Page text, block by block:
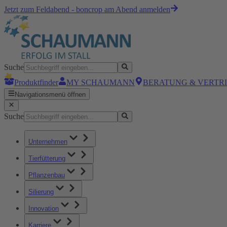
Jetzt zum Feldabend - boncrop am Abend anmelden
Suche
Produktfinder
MY SCHAUMANN BERATUNG &
Navigationsmenü öffnen
Suche
Unternehmen
Tierfütterung
Pflanzenbau
Silierung
Innovation
Karriere